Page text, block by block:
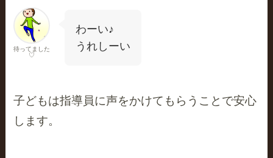
待ってました
♡
わーい♪
うれしーい
子どもは指導員に声をかけてもらうことで安心
します。